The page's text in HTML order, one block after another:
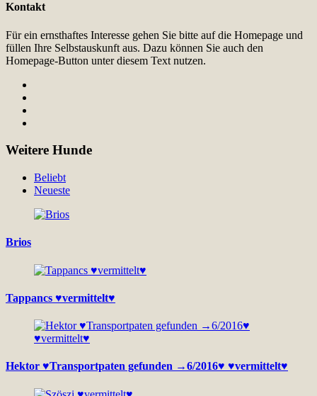
Kontakt
Für ein ernsthaftes Interesse gehen Sie bitte auf die Homepage und
füllen Ihre Selbstauskunft aus. Dazu können Sie auch den
Homepage-Button unter diesem Text nutzen.
Weitere Hunde
Beliebt
Neueste
Brios
Tappancs ♥vermittelt♥
Hektor ♥Transportpaten gefunden →6/2016♥ ♥vermittelt♥